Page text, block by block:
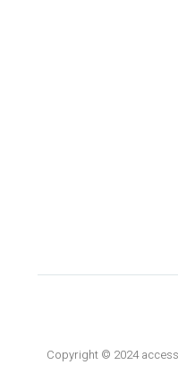
Copyright © 2024